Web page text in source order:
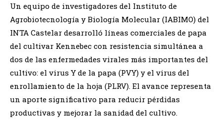
Un equipo de investigadores del Instituto de
Agrobiotecnología y Biología Molecular (IABIMO) del
INTA Castelar desarrolló líneas comerciales de papa
del cultivar Kennebec con resistencia simultánea a
dos de las enfermedades virales más importantes del
cultivo: el virus Y de la papa (PVY) y el virus del
enrollamiento de la hoja (PLRV). El avance representa
un aporte significativo para reducir pérdidas
productivas y mejorar la sanidad del cultivo.